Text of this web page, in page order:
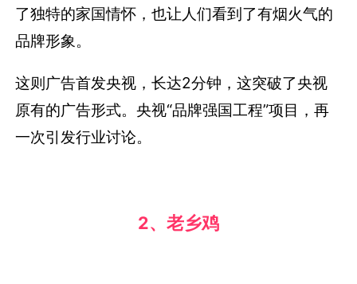
了独特的家国情怀，也让人们看到了有烟火气的
品牌形象。
这则广告首发央视，长达2分钟，这突破了央视
原有的广告形式。央视“品牌强国工程”项目，再
一次引发行业讨论。
2、老乡鸡